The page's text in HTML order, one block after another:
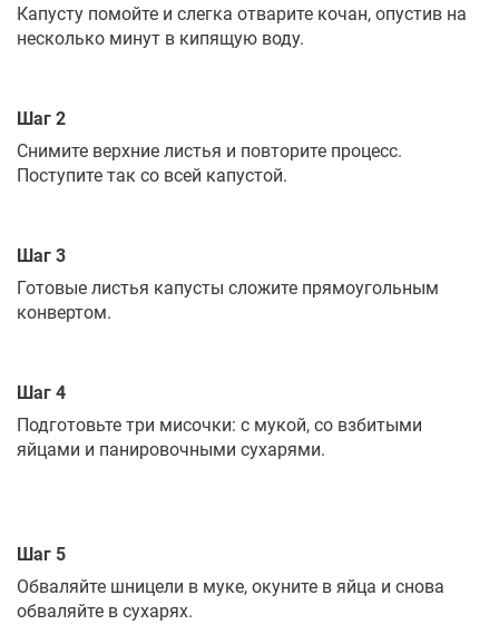
Капусту помойте и слегка отварите кочан, опустив на
несколько минут в кипящую воду.
Шаг 2
Снимите верхние листья и повторите процесс.
Поступите так со всей капустой.
Шаг 3
Готовые листья капусты сложите прямоугольным
конвертом.
Шаг 4
Подготовьте три мисочки: с мукой, со взбитыми
яйцами и панировочными сухарями.
Шаг 5
Обваляйте шницели в муке, окуните в яйца и снова
обваляйте в сухарях.